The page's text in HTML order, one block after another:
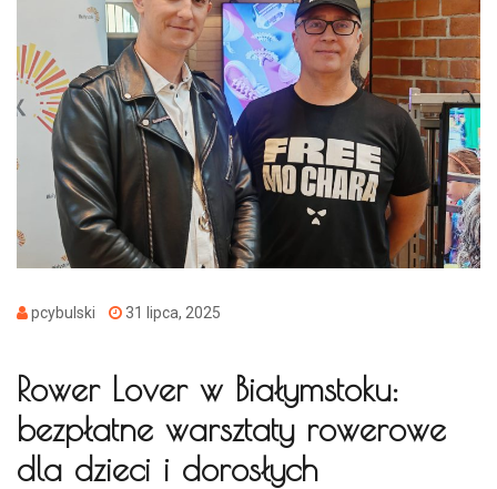
pcybulski 31 lipca, 2025
Rower Lover w Białymstoku:
bezpłatne warsztaty rowerowe
dla dzieci i dorosłych